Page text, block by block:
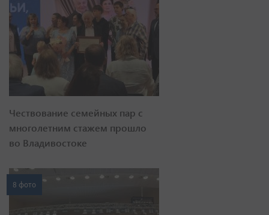
Чествование семейных пар с
многолетним стажем прошло
во Владивостоке
8 фото